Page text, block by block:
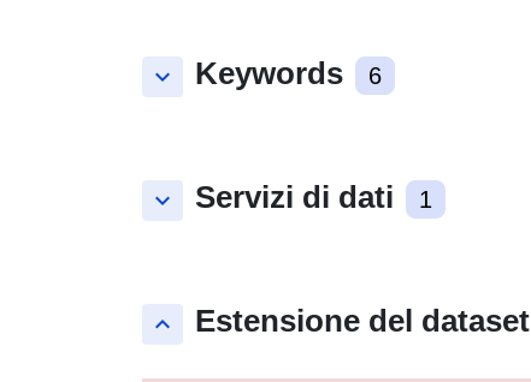
keyboard_arrow_down Keywords 6
keyboard_arrow_down Servizi di dati 1
keyboard_arrow_up Estensione del dataset